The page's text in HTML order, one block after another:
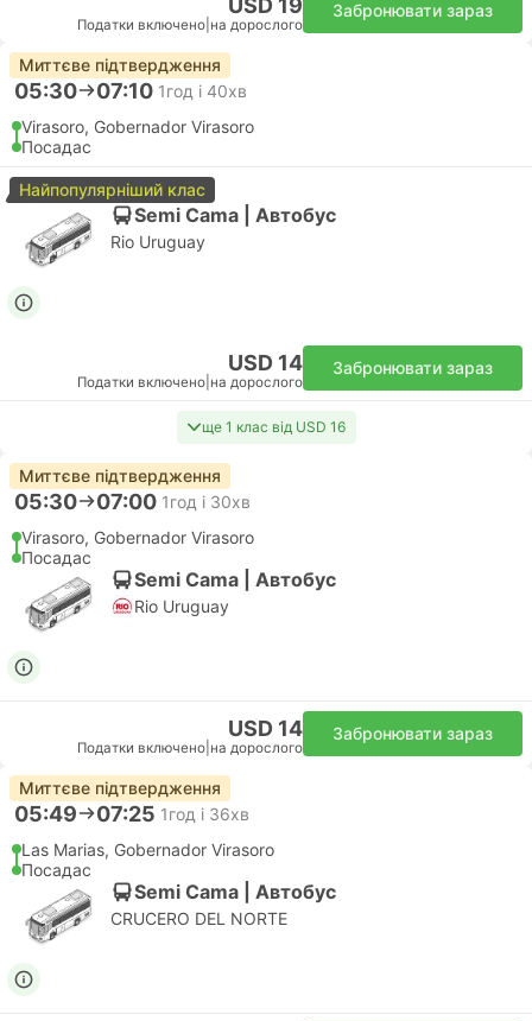
USD 19
Податки включено на дорослого
Забронювати зараз
Миттєве підтвердження
05:30 07:10 1год і 40хв
Virasoro, Gobernador Virasoro
Посадас
Найпопулярніший клас
Semi Cama | Автобус
Rio Uruguay
USD 14
Податки включено на дорослого
Забронювати зараз
ще 1 клас від USD 16
Миттєве підтвердження
05:30 07:00 1год і 30хв
Virasoro, Gobernador Virasoro
Посадас
Semi Cama | Автобус
Rio Uruguay
USD 14
Податки включено на дорослого
Забронювати зараз
Миттєве підтвердження
05:49 07:25 1год і 36хв
Las Marias, Gobernador Virasoro
Посадас
Semi Cama | Автобус
CRUCERO DEL NORTE